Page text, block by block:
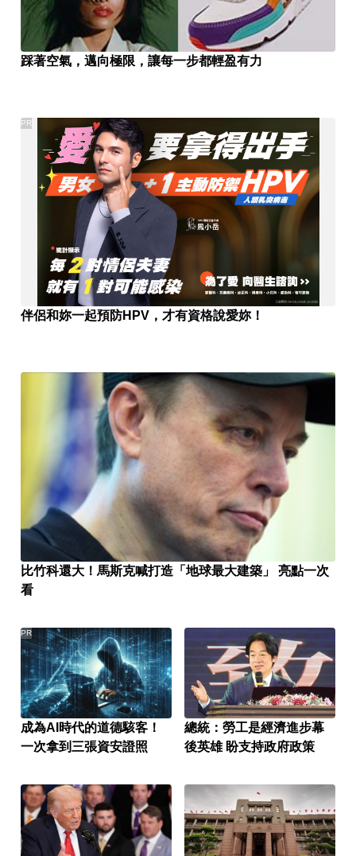
踩著空氣，邁向極限，讓每一步都輕盈有力
伴侶和妳一起預防HPV，才有資格說愛妳！
PR
比竹科還大！馬斯克喊打造「地球最大建築」 亮點一次
看
成為AI時代的道德駭客！
一次拿到三張資安證照
PR
總統：勞工是經濟進步幕
後英雄 盼支持政府政策